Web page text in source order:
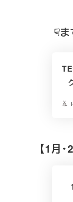
☟ま
【1月